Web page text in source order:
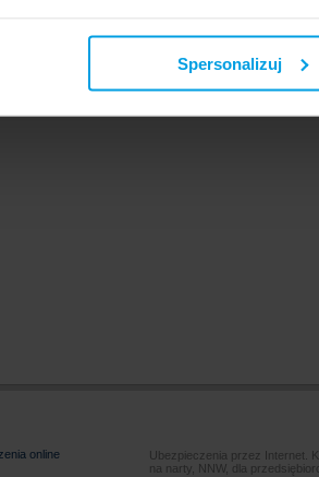
Spersonalizuj
online
Ubezpieczenia przez Internet.
na narty, NNW, dla